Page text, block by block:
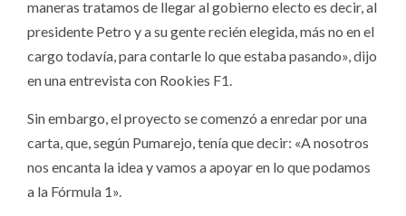
maneras tratamos de llegar al gobierno electo es decir, al
presidente Petro y a su gente recién elegida, más no en el
cargo todavía, para contarle lo que estaba pasando», dijo
en una entrevista con Rookies F1.
Sin embargo, el proyecto se comenzó a enredar por una
carta, que, según Pumarejo, tenía que decir: «A nosotros
nos encanta la idea y vamos a apoyar en lo que podamos
a la Fórmula 1».